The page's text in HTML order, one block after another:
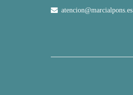
atencion@marcialpons.es